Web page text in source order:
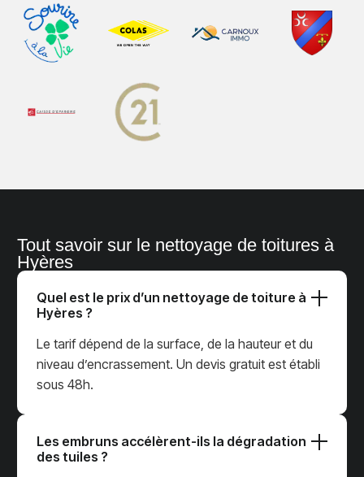
Tout savoir sur le nettoyage de toitures à
Hyères
Quel est le prix d’un nettoyage de toiture à
Hyères ?
Le tarif dépend de la surface, de la hauteur et du
niveau d’encrassement. Un devis gratuit est établi
sous 48h.
Les embruns accélèrent-ils la dégradation
des tuiles ?